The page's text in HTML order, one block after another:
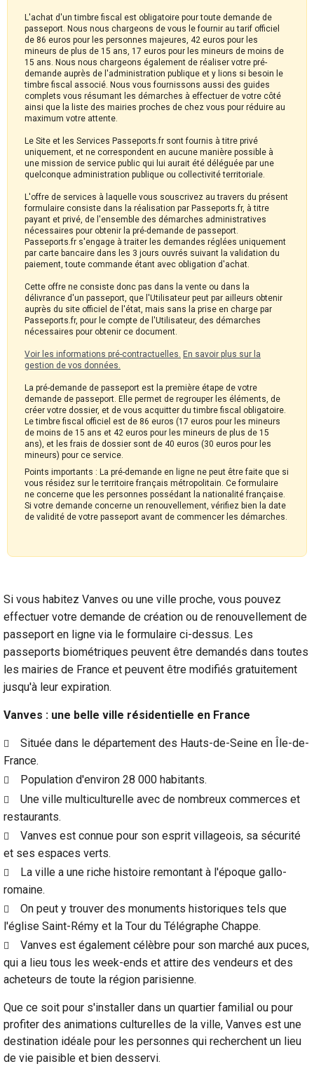
L'achat d'un timbre fiscal est obligatoire pour toute demande de
passeport. Nous nous chargeons de vous le fournir au tarif officiel
de 86 euros pour les personnes majeures, 42 euros pour les
mineurs de plus de 15 ans, 17 euros pour les mineurs de moins de
15 ans. Nous nous chargeons également de réaliser votre pré-
demande auprès de l'administration publique et y lions si besoin le
timbre fiscal associé. Nous vous fournissons aussi des guides
complets vous résumant les démarches à effectuer de votre côté
ainsi que la liste des mairies proches de chez vous pour réduire au
maximum votre attente.
Le Site et les Services Passeports.fr sont fournis à titre privé
uniquement, et ne correspondent en aucune manière possible à
une mission de service public qui lui aurait été déléguée par une
quelconque administration publique ou collectivité territoriale.
L'offre de services à laquelle vous souscrivez au travers du présent
formulaire consiste dans la réalisation par Passeports.fr, à titre
payant et privé, de l'ensemble des démarches administratives
nécessaires pour obtenir la pré-demande de passeport.
Passeports.fr s'engage à traiter les demandes réglées uniquement
par carte bancaire dans les 3 jours ouvrés suivant la validation du
paiement, toute commande étant avec obligation d'achat.
Cette offre ne consiste donc pas dans la vente ou dans la
délivrance d'un passeport, que l'Utilisateur peut par ailleurs obtenir
auprès du site officiel de l'état, mais sans la prise en charge par
Passeports.fr, pour le compte de l'Utilisateur, des démarches
nécessaires pour obtenir ce document.
Voir les informations pré-contractuelles. En savoir plus sur la
gestion de vos données.
La pré-demande de passeport est la première étape de votre
demande de passeport. Elle permet de regrouper les éléments, de
créer votre dossier, et de vous acquitter du timbre fiscal obligatoire.
Le timbre fiscal officiel est de 86 euros (17 euros pour les mineurs
de moins de 15 ans et 42 euros pour les mineurs de plus de 15
ans), et les frais de dossier sont de 40 euros (30 euros pour les
mineurs) pour ce service.
Points importants : La pré-demande en ligne ne peut être faite que si
vous résidez sur le territoire français métropolitain. Ce formulaire
ne concerne que les personnes possédant la nationalité française.
Si votre demande concerne un renouvellement, vérifiez bien la date
de validité de votre passeport avant de commencer les démarches.
Si vous habitez Vanves ou une ville proche, vous pouvez
effectuer votre demande de création ou de renouvellement de
passeport en ligne via le formulaire ci-dessus. Les
passeports biométriques peuvent être demandés dans toutes
les mairies de France et peuvent être modifiés gratuitement
jusqu'à leur expiration.
Vanves : une belle ville résidentielle en France
Située dans le département des Hauts-de-Seine en Île-de-
France.
Population d'environ 28 000 habitants.
Une ville multiculturelle avec de nombreux commerces et
restaurants.
Vanves est connue pour son esprit villageois, sa sécurité
et ses espaces verts.
La ville a une riche histoire remontant à l'époque gallo-
romaine.
On peut y trouver des monuments historiques tels que
l'église Saint-Rémy et la Tour du Télégraphe Chappe.
Vanves est également célèbre pour son marché aux puces,
qui a lieu tous les week-ends et attire des vendeurs et des
acheteurs de toute la région parisienne.
Que ce soit pour s'installer dans un quartier familial ou pour
profiter des animations culturelles de la ville, Vanves est une
destination idéale pour les personnes qui recherchent un lieu
de vie paisible et bien desservi.